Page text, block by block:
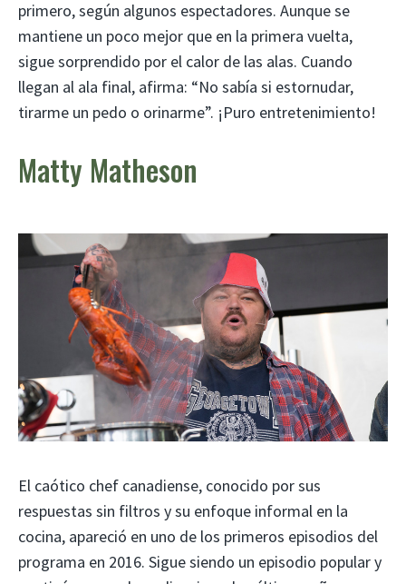
primero, según algunos espectadores. Aunque se
mantiene un poco mejor que en la primera vuelta,
sigue sorprendido por el calor de las alas. Cuando
llegan al ala final, afirma: “No sabía si estornudar,
tirarme un pedo o orinarme”. ¡Puro entretenimiento!
Matty Matheson
El caótico chef canadiense, conocido por sus
respuestas sin filtros y su enfoque informal en la
cocina, apareció en uno de los primeros episodios del
programa en 2016. Sigue siendo un episodio popular y